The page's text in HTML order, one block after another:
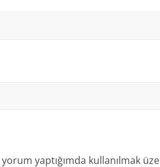
yaptığımda kullanılmak